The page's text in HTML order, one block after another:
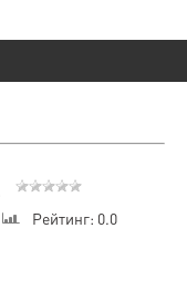
Рейтинг: 0.0